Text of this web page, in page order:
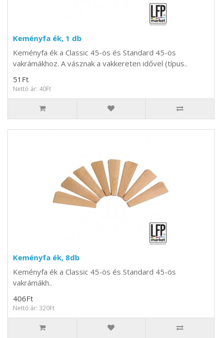
Keményfa ék, 1 db
Keményfa ék a Classic 45-ös és Standard 45-ös
vakrámákhoz. A vásznak a vakkereten idővel (típus..
51Ft
Nettó ár: 40Ft
Keményfa ék, 8db
Keményfa ék a Classic 45-ös és Standard 45-ös
vakrámákh..
406Ft
Nettó ár: 320Ft